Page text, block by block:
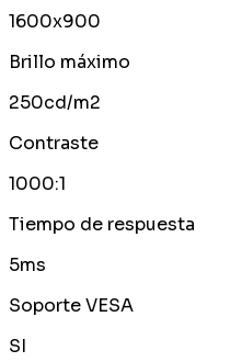
1600x900
Brillo máximo
250cd/m2
Contraste
1000:1
Tiempo de respuesta
5ms
Soporte VESA
SI